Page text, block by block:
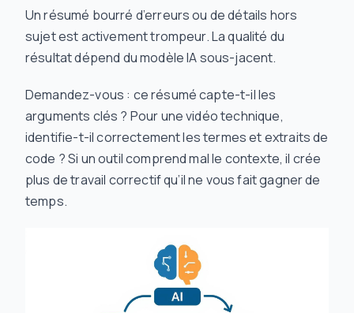
Un résumé bourré d’erreurs ou de détails hors
sujet est activement trompeur. La qualité du
résultat dépend du modèle IA sous-jacent.
Demandez-vous : ce résumé capte-t-il les
arguments clés ? Pour une vidéo technique,
identifie-t-il correctement les termes et extraits de
code ? Si un outil comprend mal le contexte, il crée
plus de travail correctif qu’il ne vous fait gagner de
temps.